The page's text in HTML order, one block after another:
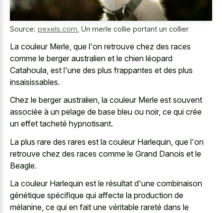
Source: pexels.com Un merle collie portant un collier
La couleur Merle, que l'on retrouve chez des races
comme le berger australien et le chien léopard
Catahoula, est l'une des plus frappantes et des plus
insaisissables.
Chez le berger australien, la couleur Merle est souvent
associée à un pelage de base bleu ou noir, ce qui crée
un effet tacheté hypnotisant.
La plus rare des rares est la couleur Harlequin, que l'on
retrouve chez des races comme le Grand Danois et le
Beagle.
La couleur Harlequin est le résultat d'une combinaison
génétique spécifique qui affecte la production de
mélanine, ce qui en fait une véritable rareté dans le